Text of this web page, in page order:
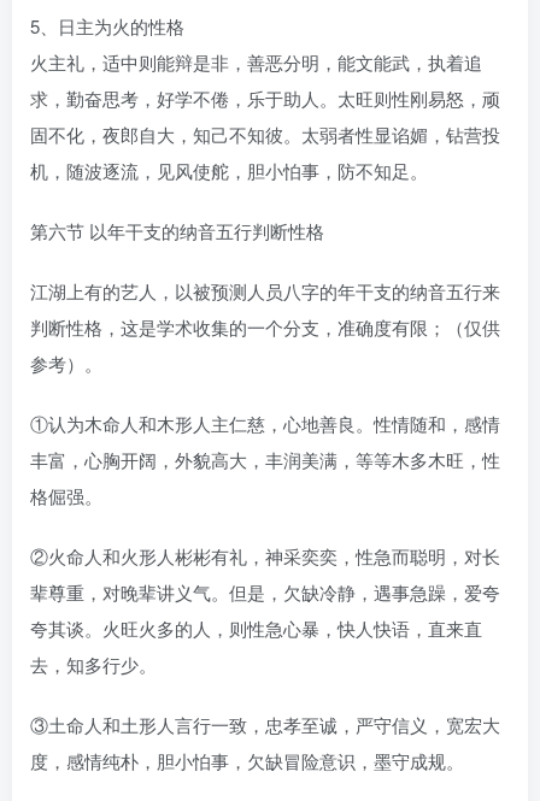
5、日主为火的性格
火主礼，适中则能辩是非，善恶分明，能文能武，执着追
求，勤奋思考，好学不倦，乐于助人。太旺则性刚易怒，顽
固不化，夜郎自大，知己不知彼。太弱者性显谄媚，钻营投
机，随波逐流，见风使舵，胆小怕事，防不知足。
第六节 以年干支的纳音五行判断性格
江湖上有的艺人，以被预测人员八字的年干支的纳音五行来
判断性格，这是学术收集的一个分支，准确度有限；（仅供
参考）。
①认为木命人和木形人主仁慈，心地善良。性情随和，感情
丰富，心胸开阔，外貌高大，丰润美满，等等木多木旺，性
格倔强。
②火命人和火形人彬彬有礼，神采奕奕，性急而聪明，对长
辈尊重，对晚辈讲义气。但是，欠缺冷静，遇事急躁，爱夸
夸其谈。火旺火多的人，则性急心暴，快人快语，直来直
去，知多行少。
③土命人和土形人言行一致，忠孝至诚，严守信义，宽宏大
度，感情纯朴，胆小怕事，欠缺冒险意识，墨守成规。